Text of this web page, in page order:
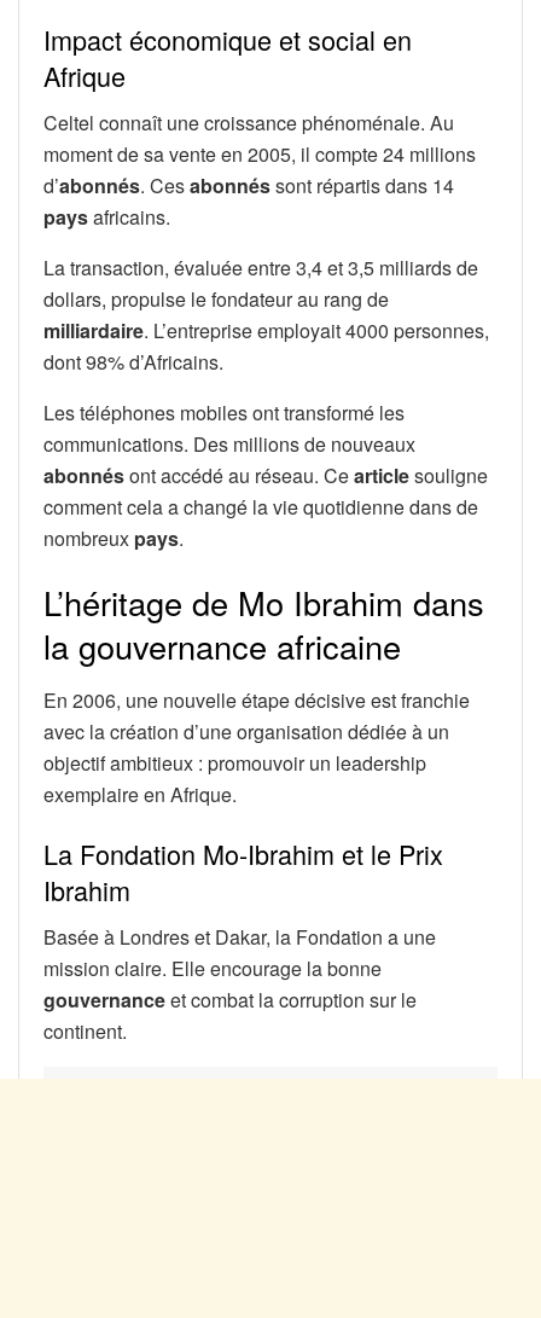
Impact économique et social en
Afrique
Celtel connaît une croissance phénoménale. Au
moment de sa vente en 2005, il compte 24 millions
d’abonnés. Cesabonnéssont répartis dans 14
paysafricains.
La transaction, évaluée entre 3,4 et 3,5 milliards de
dollars, propulse le fondateur au rang de
milliardaire. L’entreprise employait 4000 personnes,
dont 98% d’Africains.
Les téléphones mobiles ont transformé les
communications. Des millions de nouveaux
abonnésont accédé au réseau. Cearticlesouligne
comment cela a changé la vie quotidienne dans de
nombreux pays.
L’héritage de Mo Ibrahim dans
la gouvernance africaine
En 2006, une nouvelle étape décisive est franchie
avec la création d’une organisation dédiée à un
objectif ambitieux : promouvoir un leadership
exemplaire en Afrique.
La Fondation Mo-Ibrahim et le Prix
Ibrahim
Basée à Londres et Dakar, la Fondation a une
mission claire. Elle encourage la bonne
gouvernanceet combat la corruption sur le
continent.